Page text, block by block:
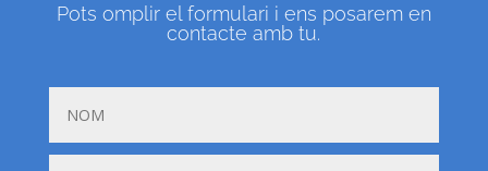
Pots omplir el formulari i ens posarem en
contacte amb tu.